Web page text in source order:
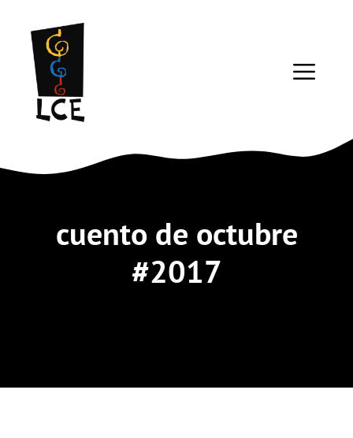
contenido
cuento de octubre
#2017